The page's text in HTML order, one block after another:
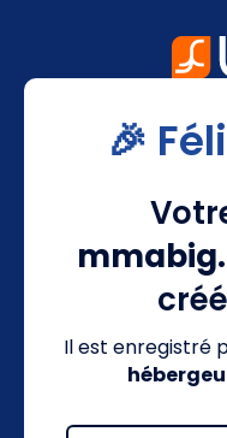
🎉
Il est enregistré